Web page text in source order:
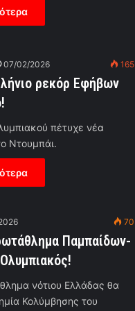
07/02/2026 165
ρεκόρ Εφήβων
πέτυχε νέα
Ντουμπάι.
70
Παμπαίδων-
νότιου Ελλάδας θα
Κολύμβησης του